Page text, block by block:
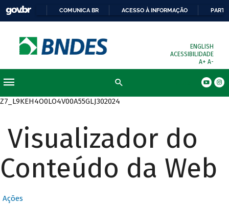
COMUNICA BR ACESSO À INFORMAÇÃO
ENGLISH
ACESSIBILIDADE
A+ A-
Z7_L9KEH4O0LO4V00A55GLJ302024
Visualizador do
Conteúdo da Web
Ações